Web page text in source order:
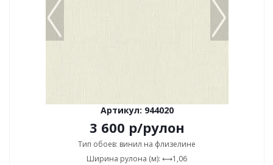
Артикул: 944020
3 600 р/рулон
Тип обоев: винил на флизелине
Ширина рулона (м): ⟷1,06